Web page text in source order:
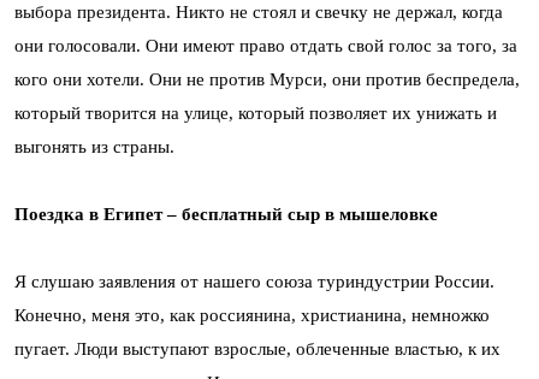
выбора президента. Никто не стоял и свечку не держал, когда
они голосовали. Они имеют право отдать свой голос за того, за
кого они хотели. Они не против Мурси, они против беспредела,
который творится на улице, который позволяет их унижать и
выгонять из страны.
Поездка в Египет – бесплатный сыр в мышеловке
Я слушаю заявления от нашего союза туриндустрии России.
Конечно, меня это, как россиянина, христианина, немножко
пугает. Люди выступают взрослые, облеченные властью, к их